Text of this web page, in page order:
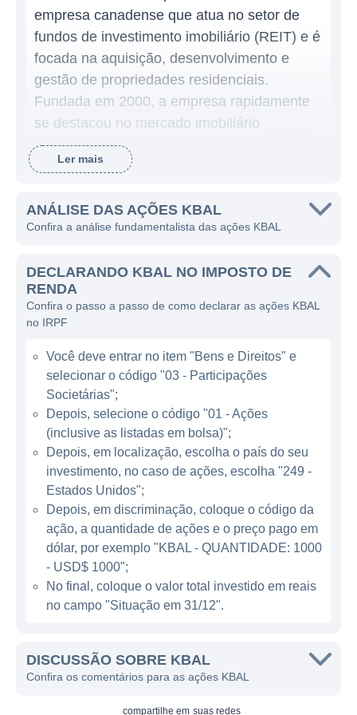
empresa canadense que atua no setor de
fundos de investimento imobiliário (REIT) e é
focada na aquisição, desenvolvimento e
gestão de propriedades residenciais.
Fundada em 2000, a empresa rapidamente
se destacou no mercado imobiliário
canadense, especialmente na região da
Nova Escócia, onde possui uma significativa
administração. A KBAL tem trabalhado para
expandir seu portfólio e atingir uma ampla
habitacionais que atendem as necessidades
diversificadas da população.
O modelo de negócios da KBAL é centrado
na geração de renda a partir de aluguéis,
que vem da gestão de um portfólio
diversificado de apartamentos e
propriedades multi-familiares. A empresa se
esforça para manter altos níveis de
ocupação em suas propriedades, oferecendo
qualidade no atendimento e na manutenção,
que são fatores essenciais para a retenção
de inquilinos. A KBAL também investe em
melhorias e inovações em suas unidades
para aumentar o valor dos imóveis e a
satisfação dos moradores.
A KBAL possui presença em várias cidades
do Canadá, com um enfoque significativo na
Nova Escócia, onde iniciou suas operações.
Ler mais
ANÁLISE DAS AÇÕES KBAL
Confira a análise fundamentalista das ações KBAL
DECLARANDO KBAL NO IMPOSTO DE
RENDA
Confira o passo a passo de como declarar as ações KBAL
no IRPF
Você deve entrar no item "Bens e Direitos" e
selecionar o código "03 - Participações
Societárias";
Depois, selecione o código "01 - Ações
(inclusive as listadas em bolsa)";
Depois, em localização, escolha o país do seu
investimento, no caso de ações, escolha "249 -
Estados Unidos";
Depois, em discriminação, coloque o código da
ação, a quantidade de ações e o preço pago em
dólar, por exemplo "KBAL - QUANTIDADE: 1000
- USD$ 1000";
No final, coloque o valor total investido em reais
no campo "Situação em 31/12".
DISCUSSÃO SOBRE KBAL
Confira os comentários para as ações KBAL
compartilhe em suas redes